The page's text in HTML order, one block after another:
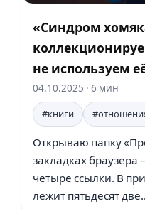
«Синдром
не используем
04.10.2025 · 6 мин
#книги
Открываю папку
закладках браузера
четыре ссылки. В
лежит пятьдесят